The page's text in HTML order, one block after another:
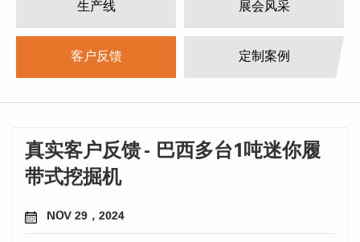
生产线 展会风采
客户反馈 定制案例
真实客户反馈 - 巴西多台1吨迷你履
带式挖掘机
NOV 29，2024